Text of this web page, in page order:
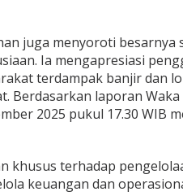
juga menyoroti besarnya
Ia mengapresiasi
terdampak banjir dan
Berdasarkan laporan Waka
2025 pukul 17.30 WIB
khusus terhadap
keuangan dan